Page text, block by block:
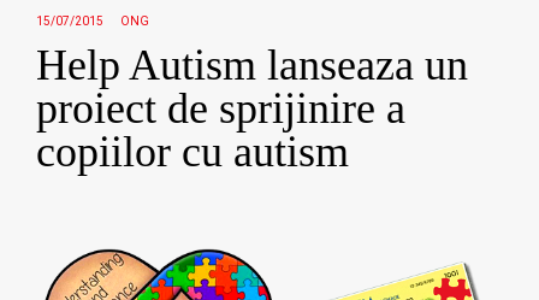
15/07/2015 ONG
Help Autism lanseaza un
proiect de sprijinire a
copiilor cu autism